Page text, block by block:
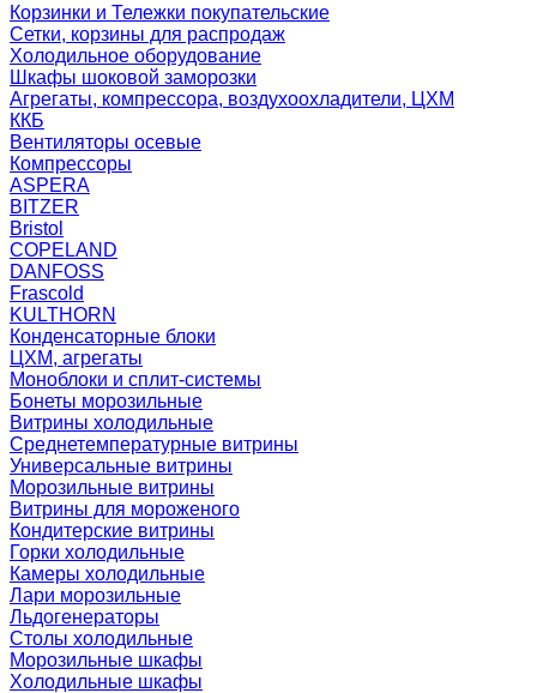
Корзинки и Тележки покупательские
Сетки, корзины для распродаж
Холодильное оборудование
Шкафы шоковой заморозки
Агрегаты, компрессора, воздухоохладители, ЦХМ
ККБ
Вентиляторы осевые
Компрессоры
ASPERA
BITZER
Bristol
COPELAND
DANFOSS
Frascold
KULTHORN
Конденсаторные блоки
ЦХМ, агрегаты
Моноблоки и сплит-системы
Бонеты морозильные
Витрины холодильные
Среднетемпературные витрины
Универсальные витрины
Морозильные витрины
Витрины для мороженого
Кондитерские витрины
Горки холодильные
Камеры холодильные
Лари морозильные
Льдогенераторы
Столы холодильные
Морозильные шкафы
Холодильные шкафы